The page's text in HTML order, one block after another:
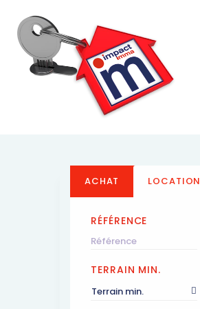
ACHAT LOCATION
RÉFÉRENCE
TERRAIN MIN.
Terrain min.